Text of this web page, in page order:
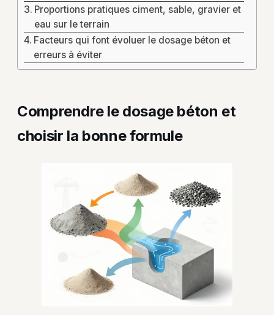
Proportions pratiques ciment, sable, gravier et
eau sur le terrain
Facteurs qui font évoluer le dosage béton et
erreurs à éviter
Comprendre le dosage béton et
choisir la bonne formule